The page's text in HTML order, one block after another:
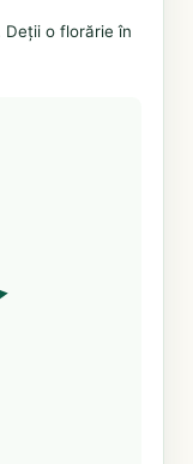
Deții o florărie în